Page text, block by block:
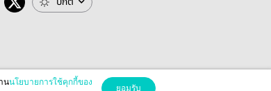
นนโยบายการใช้คุกกี้ของ
ยอมรับ